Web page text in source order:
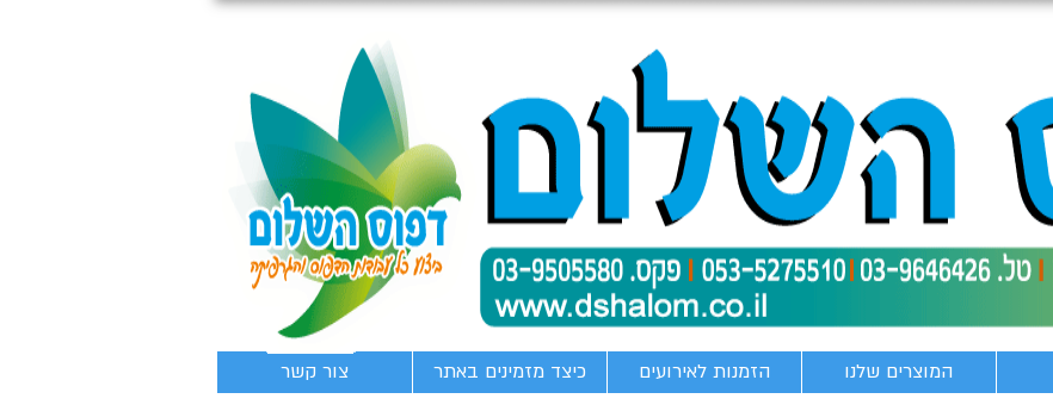
צור קשר כיצד מזמינים באתר הזמנות לאירועים המוצרים שלנו